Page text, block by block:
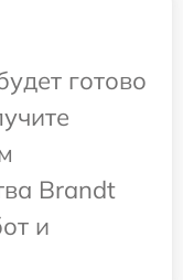
готово
Brandt
и